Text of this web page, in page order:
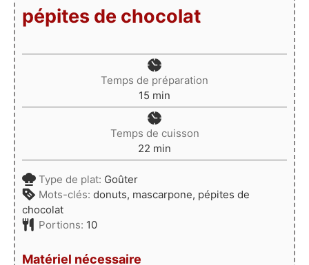
pépites de chocolat
Temps de préparation
15 minutes
min
Temps de cuisson
22 minutes
min
Type de plat: Goûter
Mots-clés: donuts, mascarpone, pépites de
chocolat
Portions: 10
Matériel nécessaire